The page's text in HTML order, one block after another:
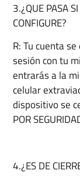
3.¿QUE PASA
CONFIGURE?
R: Tu cuenta
sesión con tu
entrarás a la
celular
dispositivo se
POR
4.¿ES DE